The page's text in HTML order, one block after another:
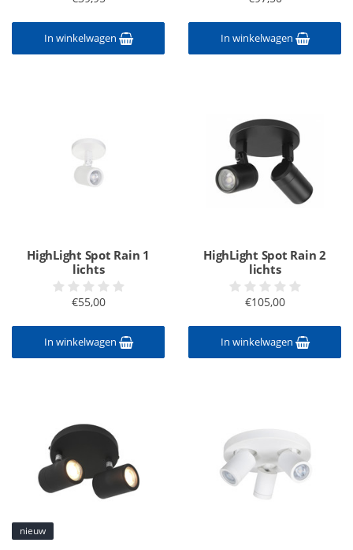
In winkelwagen In winkelwagen
HighLight Spot Rain 1
lichts
€55,00
In winkelwagen
HighLight Spot Rain 2
lichts
€105,00
In winkelwagen
nieuw